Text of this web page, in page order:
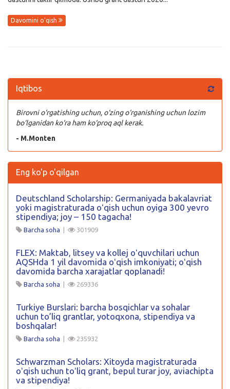
Davomini o'qish
Iqtibos
Birovni o‘rgatishing uchun, o‘zing o‘rganishing uchun lozim
bo‘lganidan ko‘ra ham ko‘proq aql kerak.
- M.Monten
Eng ko'p o'qilgan
Deutschland Scholarship: Germaniyada bakalavriat
yoki magistraturada oʻqish uchun oyiga 300 yevro
stipendiya; joy – 150 tagacha!
Barcha soha 301909
FLEX: Maktab, litsey va kollej oʻquvchilari uchun
AQSHda 1 yil davomida oʻqish imkoniyati; oʻqish
davomida barcha xarajatlar qoplanadi!
Barcha soha 269336
Turkiye Burslari: barcha bosqichlar va sohalar
uchun to’liq grantlar, yotoqxona, stipendiya va
boshqalar!
Barcha soha 235932
Schwarzman Scholars: Xitoyda magistraturada
oʻqish uchun toʻliq grant, bepul turar joy, aviachipta
va stipendiya!